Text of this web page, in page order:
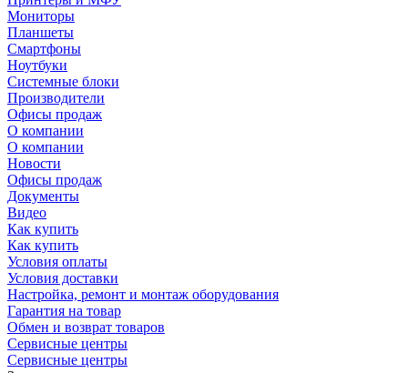
Мониторы
Планшеты
Смартфоны
Ноутбуки
Системные блоки
Производители
Офисы продаж
О компании
О компании
Новости
Офисы продаж
Документы
Видео
Как купить
Как купить
Условия оплаты
Условия доставки
Настройка, ремонт и монтаж оборудования
Гарантия на товар
Обмен и возврат товаров
Сервисные центры
Сервисные центры